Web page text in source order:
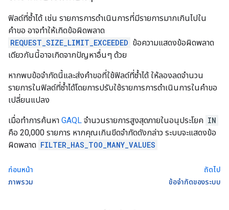
ฟิลด์ที่ซ้ำได้ เช่น รายการการดำเนินการที่มีรายการมากเกินไปใน
คำขอ อาจทำให้เกิดข้อผิดพลาด
REQUEST_SIZE_LIMIT_EXCEEDED ข้อความแสดงข้อผิดพลาด
เดียวกันนี้อาจเกิดจากปัญหาอื่นๆ ด้วย
หากพบข้อจำกัดนี้และส่งคำขอที่ใช้ฟิลด์ที่ซ้ำได้ ให้ลองลดจำนวน
รายการในฟิลด์ที่ซ้ำได้โดยการปรับใช้รายการการดำเนินการในคำขอ
เปลี่ยนแปลง
เมื่อทำการค้นหา GAQL จำนวนรายการสูงสุดภายในอนุประโยค IN
คือ 20,000 รายการ หากคุณเกินขีดจำกัดดังกล่าว ระบบจะแสดงข้อ
ผิดพลาด FILTER_HAS_TOO_MANY_VALUES
ก่อนหน้า
ภาพรวม
ถัดไป
ข้อจำกัดของระบบ